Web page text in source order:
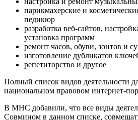
парикмахерские и
педикюр
разработка веб-сайтов,
установка программ
ремонт часов, обуви, зонтов и
изготовление дубликатов
репетиторство и другое
Полный список видов деятельности
национальном правовом интернет-
В МНС добавили, что все виды
Совмином в данном списке,